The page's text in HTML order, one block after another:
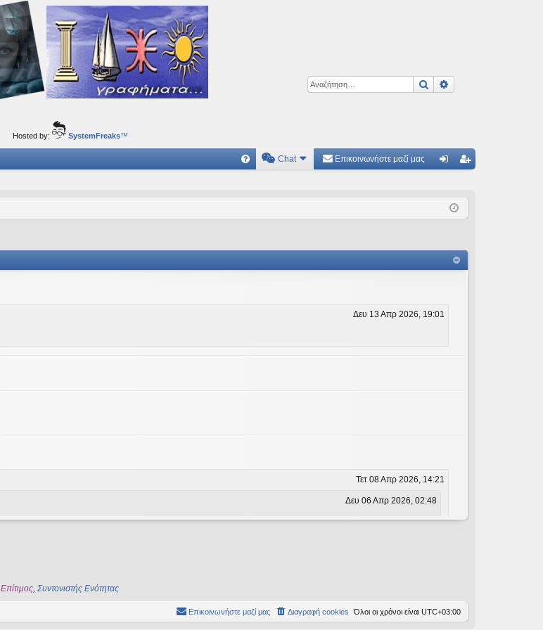
Αναζήτηση
Hosted by: SystemFreaks™
Γ
εις
Chat Επικοινωνήστε μαζί μας
ρα
Δευ 13 Απρ 2026, 19:01
Τετ 08 Απρ 2026, 14:21
Δευ 06 Απρ 2026, 02:48
Επίτιμος, Συντονιστής Ενότητας
Όλοι οι χρόνοι είναι UTC+03:00
Διαγραφή cookies
Επικοινωνήστε μαζί μας